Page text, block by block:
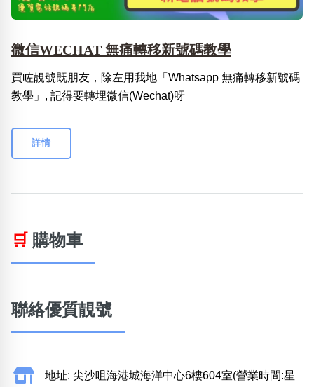
微信WECHAT 無痛轉移新號碼教學
買咗靚號既朋友，除左用我地「Whatsapp 無痛轉移新號碼
教學」, 記得要轉埋微信(Wechat)呀
詳情
🛒 購物車
聯絡優質靚號
地址: 尖沙咀海港城海洋中心6樓604室(營業時間:星